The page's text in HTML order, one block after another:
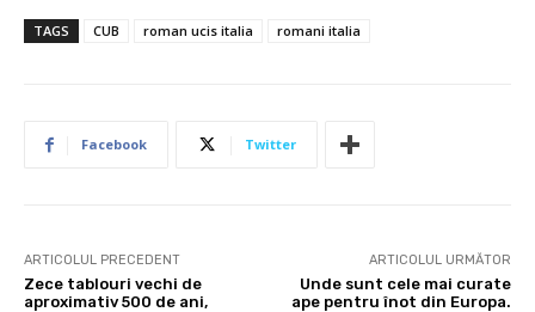
TAGS CUB roman ucis italia romani italia
Facebook Twitter
ARTICOLUL PRECEDENT
Zece tablouri vechi de
aproximativ 500 de ani,
ARTICOLUL URMĂTOR
Unde sunt cele mai curate
ape pentru înot din Europa.